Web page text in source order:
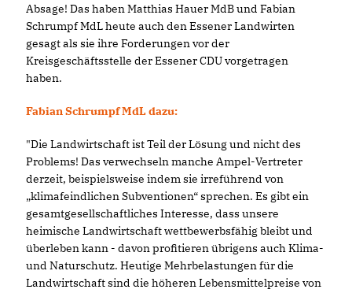
Absage! Das haben Matthias Hauer MdB und Fabian
Schrumpf MdL heute auch den Essener Landwirten
gesagt als sie ihre Forderungen vor der
Kreisgeschäftsstelle der Essener CDU vorgetragen
haben.
Fabian Schrumpf MdL dazu:
"Die Landwirtschaft ist Teil der Lösung und nicht des
Problems! Das verwechseln manche Ampel-Vertreter
derzeit, beispielsweise indem sie irreführend von
klimafeindlichen Subventionen“ sprechen. Es gibt ein
gesamtgesellschaftliches Interesse, dass unsere
heimische Landwirtschaft wettbewerbsfähig bleibt und
überleben kann - davon profitieren übrigens auch Klima-
und Naturschutz. Heutige Mehrbelastungen für die
Landwirtschaft sind die höheren Lebensmittelpreise von